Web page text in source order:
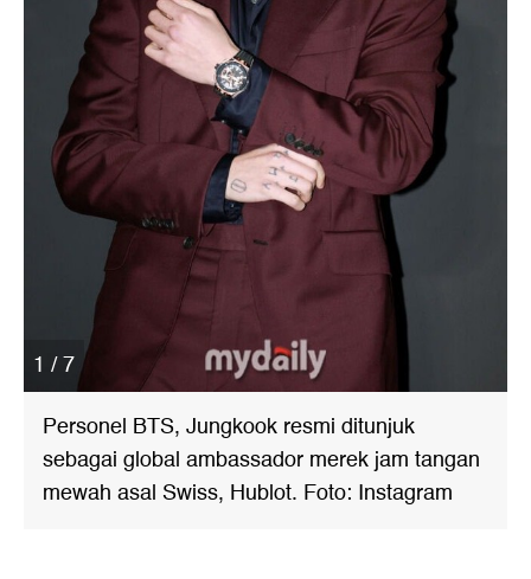
1 / 7
Personel BTS, Jungkook resmi ditunjuk
sebagai global ambassador merek jam tangan
mewah asal Swiss, Hublot. Foto: Instagram